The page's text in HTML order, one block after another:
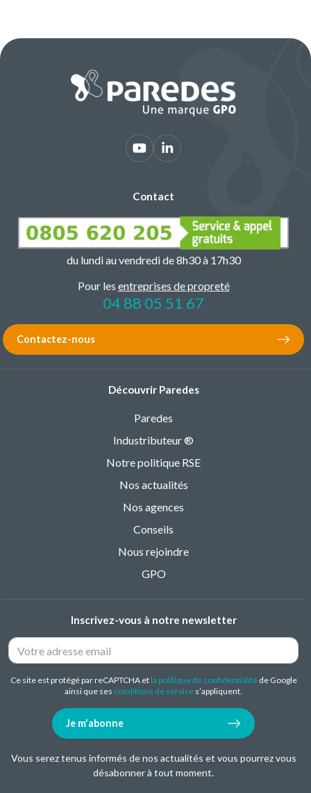
Contact
du lundi au vendredi de 8h30 à 17h30
Pour les entreprises de propreté
04 88 05 51 67
Contactez-nous
Découvrir Paredes
Paredes
Industributeur ®
Notre politique RSE
Nos actualités
Nos agences
Conseils
Nous rejoindre
GPO
Inscrivez-vous à notre newsletter
Ce site est protégé par reCAPTCHA et la politique de confidentialitéde Google
ainsi que ses conditions de service s’appliquent.
Je m'abonne
Vous serez tenus informés de nos actualités et vous pourrez vous
désabonner à tout moment.